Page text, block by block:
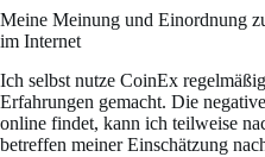
Meine Meinung und Einordnung
im Internet
Ich selbst nutze CoinEx
Erfahrungen gemacht. Die
online findet, kann ich teilweise
betreffen meiner Einschätzung